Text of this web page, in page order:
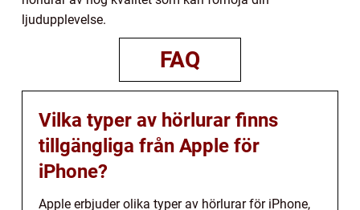
ljudupplevelse.
FAQ
Vilka typer av hörlurar finns
tillgängliga från Apple för
iPhone?
Apple erbjuder olika typer av hörlurar för iPhone,